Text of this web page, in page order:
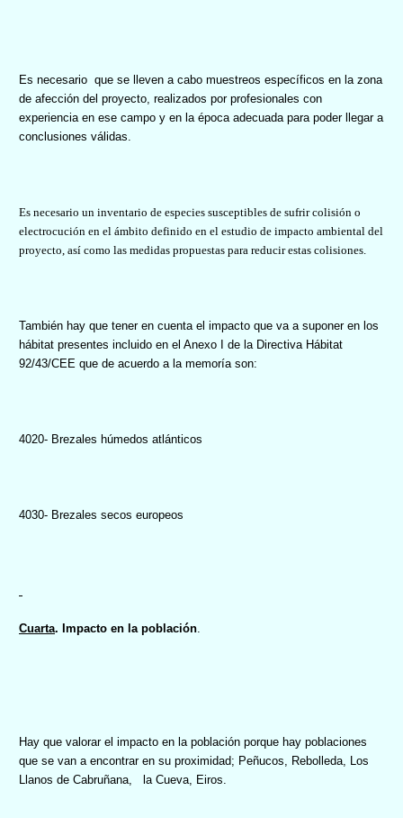
Es necesario que se lleven a cabo muestreos específicos en la zona
de afección del proyecto, realizados por profesionales con
experiencia en ese campo y en la época adecuada para poder llegar a
conclusiones válidas.
Es necesario un inventario de especies susceptibles de sufrir colisión o
electrocución en el ámbito definido en el estudio de impacto ambiental del
proyecto, así como las medidas propuestas para reducir estas colisiones.
También hay que tener en cuenta el impacto que va a suponer en los
hábitat presentes incluido en el Anexo I de la Directiva Hábitat
92/43/CEE que de acuerdo a la memoría son:
4020- Brezales húmedos atlánticos
4030- Brezales secos europeos
Cuarta. Impacto en la población
Hay que valorar el impacto en la población porque hay poblaciones
que se van a encontrar en su proximidad; Peñucos, Rebolleda, Los
Llanos de Cabruñana,
la Cueva, Eiros.